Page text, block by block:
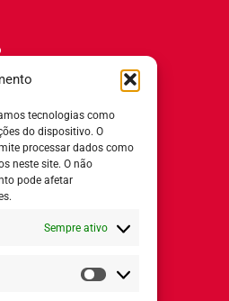
tecnologias como
do dispositivo. O
processar dados como
neste site. O não
pode afetar
Sempre ativo
Estatísticas
salarial
8h ás 18h